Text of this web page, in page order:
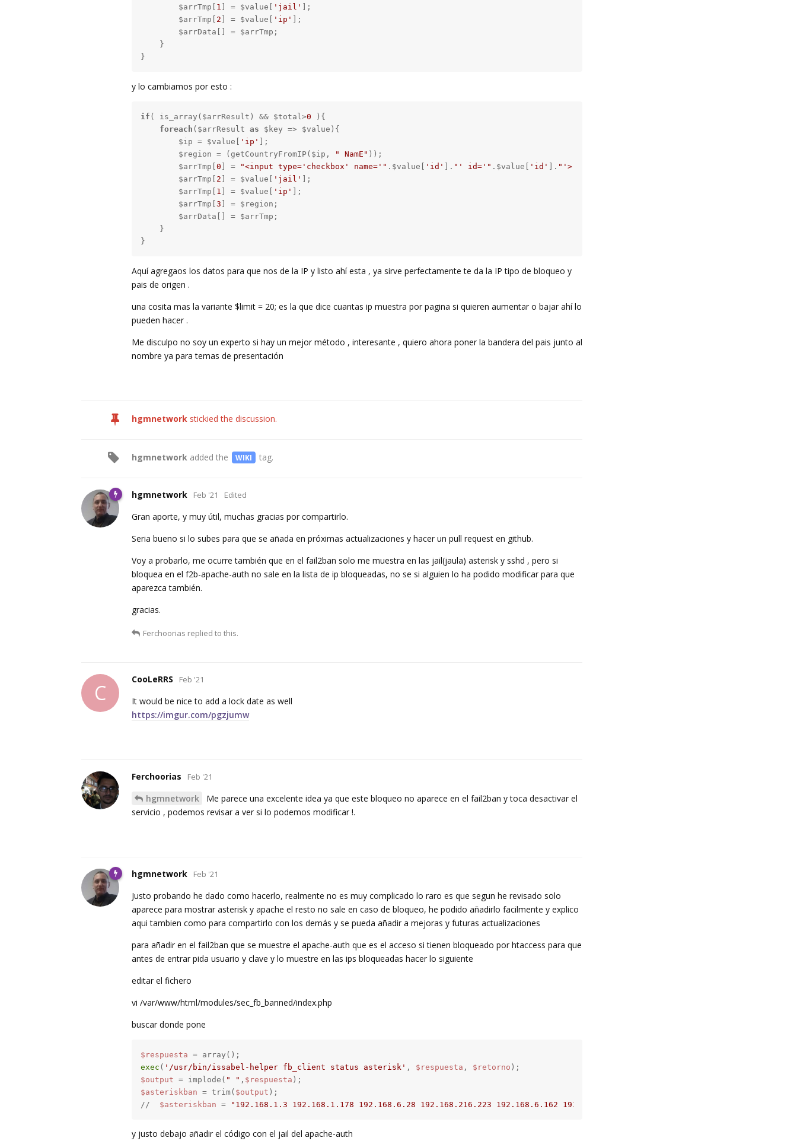
        $arrTmp[
1 ] = $value[ 'jail'
];
        $arrTmp[
2 ] = $value[ 'ip'
];
        $arrData[] = $arrTmp;
    }
}
y lo cambiamos por esto :
if ( is_array($arrResult) && $total>0 ){
foreach ($arrResult as $key => $value){
        $ip = $value[
'ip'
];
        $region = (getCountryFromIP($ip,
" NamE" ));
        $arrTmp[
0 ] = "<input type='checkbox' name='" .$value[ 'id' ]. "' id='" .$value[ 'id' ]. "'>"
        $arrTmp[
2 ] = $value[ 'jail'
];
        $arrTmp[
1 ] = $value[ 'ip'
];
        $arrTmp[
3 ] = $region;
        $arrData[] = $arrTmp;
    }
}
Aquí agregaos los datos para que nos de la IP y listo ahí esta , ya sirve perfectamente te da la IP tipo de bloqueo y
pais de origen .
una cosita mas la variante $limit = 20; es la que dice cuantas ip muestra por pagina si quieren aumentar o bajar ahí lo
pueden hacer .
Me disculpo no soy un experto si hay un mejor método , interesante , quiero ahora poner la bandera del pais junto al
nombre ya para temas de presentación
hgmnetwork stickied the discussion.
hgmnetwork added the WIKI tag.
hgmnetwork Feb '21 Edited
Gran aporte, y muy útil, muchas gracias por compartirlo.
Seria bueno si lo subes para que se añada en próximas actualizaciones y hacer un pull request en github.
Voy a probarlo, me ocurre también que en el fail2ban solo me muestra en las jail(jaula) asterisk y sshd , pero si
bloquea en el f2b-apache-auth no sale en la lista de ip bloqueadas, no se si alguien lo ha podido modificar para que
aparezca también.
gracias.
Ferchoorias replied to this.
C
CooLeRRS Feb '21
It would be nice to add a lock date as well
https://imgur.com/pgzjumw
Ferchoorias Feb '21
hgmnetwork
Me parece una excelente idea ya que este bloqueo no aparece en el fail2ban y toca desactivar el
servicio , podemos revisar a ver si lo podemos modificar !.
hgmnetwork Feb '21
Justo probando he dado como hacerlo, realmente no es muy complicado lo raro es que segun he revisado solo
aparece para mostrar asterisk y apache el resto no sale en caso de bloqueo, he podido añadirlo facilmente y explico
aqui tambien como para compartirlo con los demás y se pueda añadir a mejoras y futuras actualizaciones
para añadir en el fail2ban que se muestre el apache-auth que es el acceso si tienen bloqueado por htaccess para que
antes de entrar pida usuario y clave y lo muestre en las ips bloqueadas hacer lo siguiente
editar el fichero
vi /var/www/html/modules/sec_fb_banned/index.php
buscar donde pone
$respuesta
exec ( '/usr/bin/issabel-helper fb_client status asterisk' , $respuesta , $retorno
$output = implode( " " , $respuesta
$asteriskban = trim( $output );
// $asteriskban = "192.168.1.3 192.168.1.178 192.168.6.28 192.168.216.223 192.168.6.162 192.168.23.41 192.168.9.2"
y justo debajo añadir el código con el jail del apache-auth